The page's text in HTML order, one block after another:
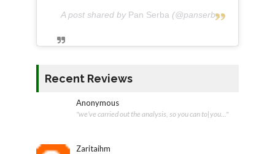
A post shared by Pan Serba (@panserba) on
Recent Reviews
Anonymous
"we’ve carried out the analysis, so you can to|you..."
Zaritaihm